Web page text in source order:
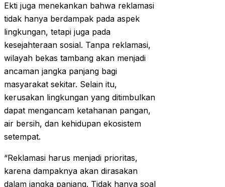
Ekti juga menekankan bahwa reklamasi
tidak hanya berdampak pada aspek
lingkungan, tetapi juga pada
kesejahteraan sosial. Tanpa reklamasi,
wilayah bekas tambang akan menjadi
ancaman jangka panjang bagi
masyarakat sekitar. Selain itu,
kerusakan lingkungan yang ditimbulkan
dapat mengancam ketahanan pangan,
air bersih, dan kehidupan ekosistem
setempat.
“Reklamasi harus menjadi prioritas,
karena dampaknya akan dirasakan
dalam jangka panjang. Tidak hanya soal